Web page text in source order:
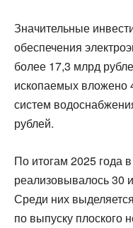
Значительные
обеспечения
более 17,3 млрд
ископаемых вложено
систем
рублей.
По итогам 2025 года
реализовывалось 30
Среди них
по выпуску плоского